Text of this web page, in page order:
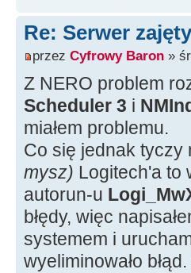
Re: Serwer zajęty
przez Cyfrowy Baron »
Z NERO problem
Scheduler 3 i
miałem problemu.
Co się jednak tyczy
mysz) Logitech'a to
autorun-u
błędy, więc
systemem i
wyeliminowało